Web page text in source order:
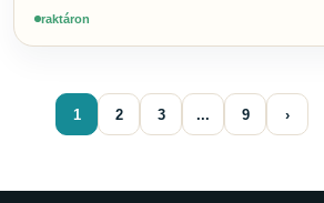
raktáron
1 2 3 ... 9 ›